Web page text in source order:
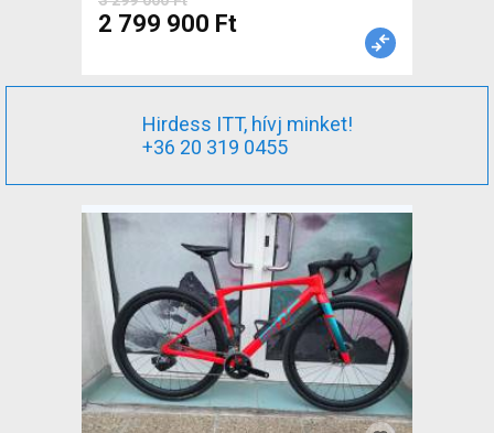
2 799 900 Ft
Hirdess ITT, hívj minket!
+36 20 319 0455